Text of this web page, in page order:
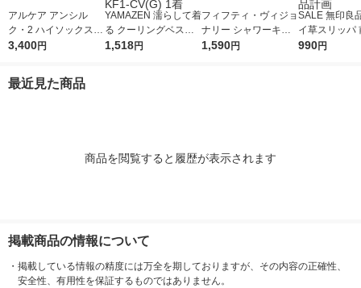
アルケア アンシル
ク・2 ハイソックス
ブラックM 18473 1個
3,400円
YAMAZEN 濡らして着
る クーリングベスト
ファン付きウェア用イ
1,518円
フィフティ・ヴィジョ
ナリー シャワーキャ
ップ FVMC-001 1個
1,590円
SALE 無印良
イ草スリッパ
ＸＬ ２６．５
990円
最近見た商品
商品を閲覧すると履歴が表示されます
掲載商品の情報について
・ 掲載している情報の精度には万全を期しておりますが、その内容の正確性、
安全性、有用性を保証するものではありません。